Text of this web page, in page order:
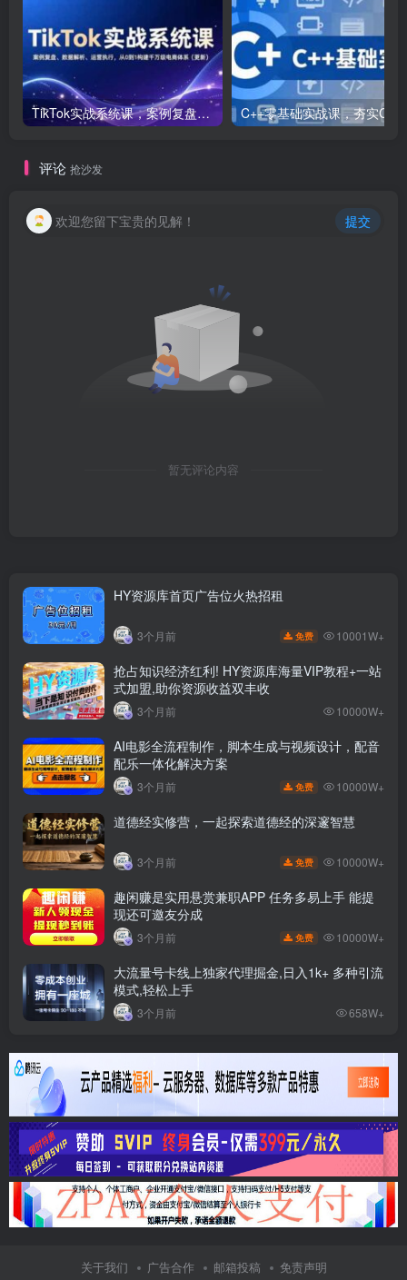
TikTok实战系统课，案例复盘、数据解析、运营执行，从0到1构建千万级电商体系（更新）
评论 抢沙发
欢迎您留下宝贵的见解！ 提交
暂无评论内容
HY资源库首页广告位火热招租
3个月前 免费 10001W+
抢占知识经济红利! HY资源库海量VIP教程+一站
式加盟,助你资源收益双丰收
3个月前 10000W+
AI电影全流程制作，脚本生成与视频设计，配音
配乐一体化解决方案
3个月前 免费 10000W+
道德经实修营，一起探索道德经的深邃智慧
3个月前 免费 10000W+
趣闲赚是实用悬赏兼职APP 任务多易上手 能提
现还可邀友分成
3个月前 免费 10000W+
大流量号卡线上独家代理掘金,日入1k+ 多种引流
模式,轻松上手
3个月前 658W+
关于我们 广告合作 邮箱投稿 免责声明